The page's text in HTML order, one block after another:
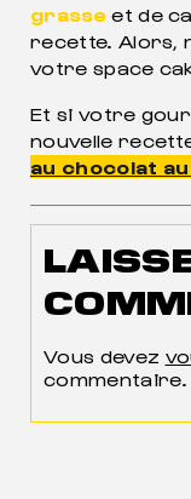
grasseet de
recette. Alors,
votre space
Et si votre
nouvelle
au chocolat au
Vous devez
commentaire.